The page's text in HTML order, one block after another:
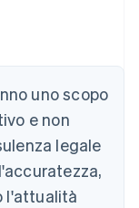
uno scopo
e non
legale
l'attualità